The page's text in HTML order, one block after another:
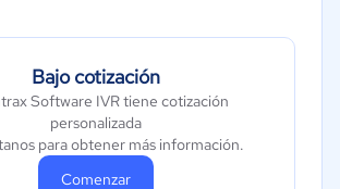
Bajo cotización
Software IVR tiene cotización
personalizada
para obtener más información.
Comenzar